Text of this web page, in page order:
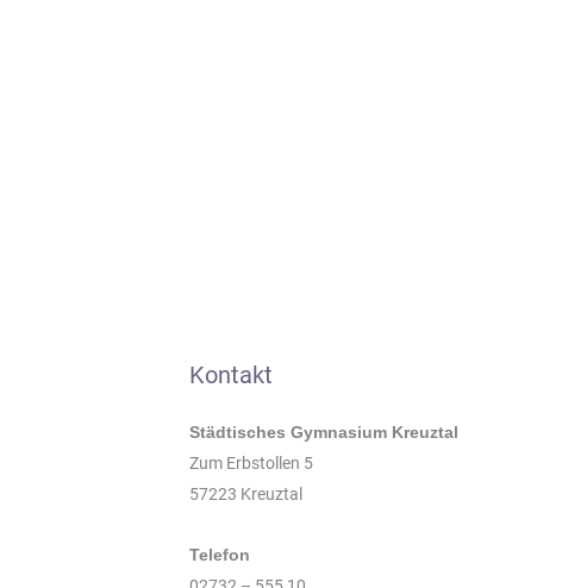
Kontakt
Städtisches Gymnasium Kreuztal
Zum Erbstollen 5
57223 Kreuztal
Telefon